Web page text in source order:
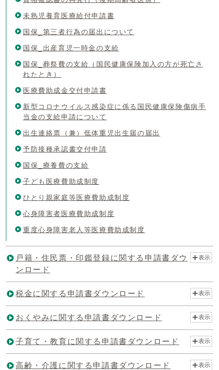
未熟児養育医療給付申請書
国保_第三者行為の届出について
国保_出産育児一時金の支給
国保_葬祭費の支給（国民健康保険加入の方が死亡さ
れたとき）
医療費助成金交付申請書
新型コロナウイルス感染症に係る国民健康保険傷病手
当金の支給申請について
出生連絡票（兼）低体重児出生届の届出
予防接種承認書交付申請
国保_療養費の支給
子ども医療費助成制度
ひとり親家庭等医療費助成制度
心身障害者医療費助成制度
重度心身障害老人等医療費助成制度
戸籍・住民票・印鑑登録に関する申請書ダウ
ンロード
表示
税金に関する申請書ダウンロード 表示
おくやみに関する申請書ダウンロード 表示
子育て・教育に関する申請書ダウンロード 表示
高齢・介護に関する申請書ダウンロード 表示